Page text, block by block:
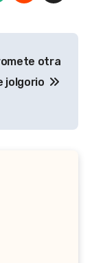
otra
jolgorio